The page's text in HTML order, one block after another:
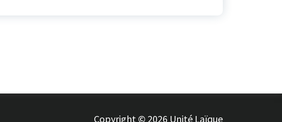
Copyright © 2026 Unité Laïque